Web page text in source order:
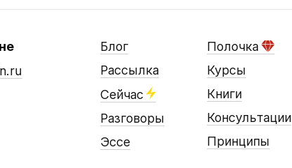
Блог
Рассылка
Сейчас
Разговоры
Эссе
Полочка
Курсы
Книги
Консультации
Принципы